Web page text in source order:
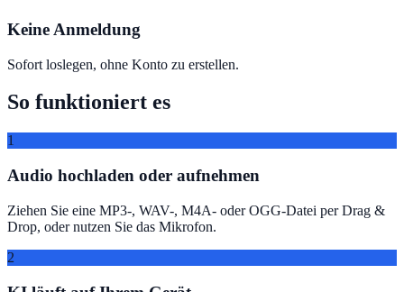
Keine Anmeldung
Sofort loslegen, ohne Konto zu erstellen.
So funktioniert es
1
Audio hochladen oder aufnehmen
Ziehen Sie eine MP3-, WAV-, M4A- oder OGG-Datei per Drag &
Drop, oder nutzen Sie das Mikrofon.
2